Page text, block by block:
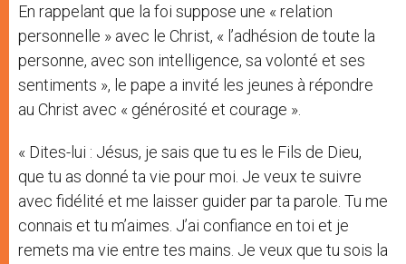
En rappelant que la foi suppose une « relation
personnelle » avec le Christ, « l’adhésion de toute la
personne, avec son intelligence, sa volonté et ses
sentiments », le pape a invité les jeunes à répondre
au Christ avec « générosité et courage ».
« Dites-lui : Jésus, je sais que tu es le Fils de Dieu,
que tu as donné ta vie pour moi. Je veux te suivre
avec fidélité et me laisser guider par ta parole. Tu me
connais et tu m’aimes. J’ai confiance en toi et je
remets ma vie entre tes mains. Je veux que tu sois la